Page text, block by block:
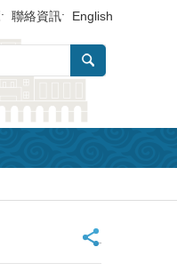
聯絡資訊 English
_